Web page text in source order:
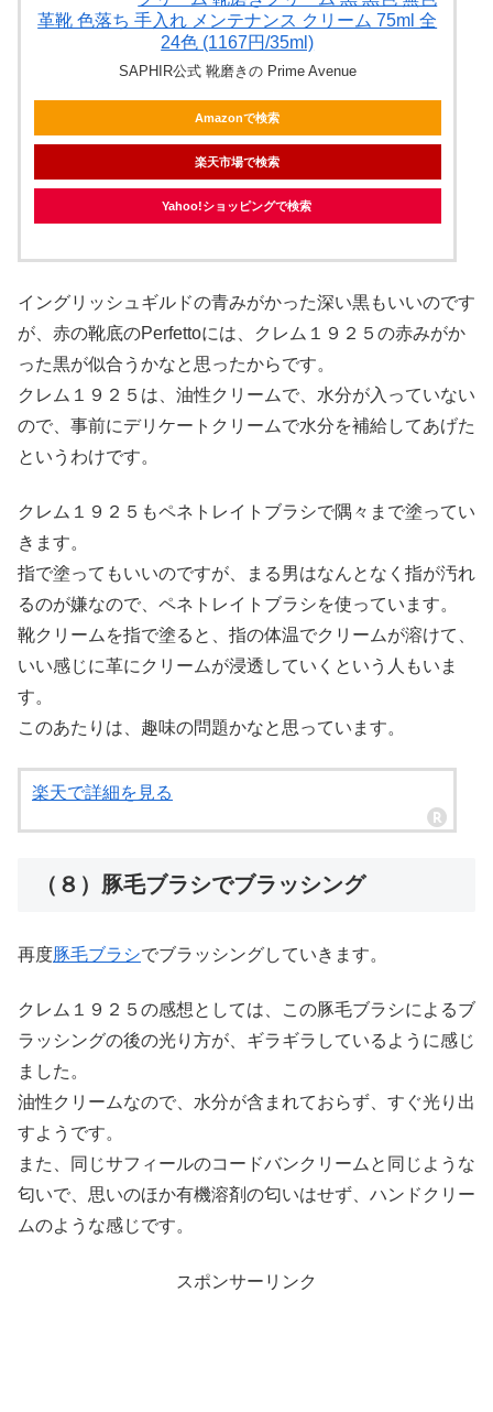
革靴 色落ち 手入れ メンテナンス クリーム 75ml 全
24色 (1167円/35ml)
SAPHIR公式 靴磨きの Prime Avenue
Amazonで検索
楽天市場で検索
Yahoo!ショッピングで検索
イングリッシュギルドの青みがかった深い黒もいいのです
が、赤の靴底のPerfettoには、クレム１９２５の赤みがか
った黒が似合うかなと思ったからです。
クレム１９２５は、油性クリームで、水分が入っていない
ので、事前にデリケートクリームで水分を補給してあげた
というわけです。
クレム１９２５もペネトレイトブラシで隅々まで塗ってい
きます。
指で塗ってもいいのですが、まる男はなんとなく指が汚れ
るのが嫌なので、ペネトレイトブラシを使っています。
靴クリームを指で塗ると、指の体温でクリームが溶けて、
いい感じに革にクリームが浸透していくという人もいま
す。
このあたりは、趣味の問題かなと思っています。
楽天で詳細を見る
（８）豚毛ブラシでブラッシング
再度豚毛ブラシでブラッシングしていきます。
クレム１９２５の感想としては、この豚毛ブラシによるブ
ラッシングの後の光り方が、ギラギラしているように感じ
ました。
油性クリームなので、水分が含まれておらず、すぐ光り出
すようです。
また、同じサフィールのコードバンクリームと同じような
匂いで、思いのほか有機溶剤の匂いはせず、ハンドクリー
ムのような感じです。
スポンサーリンク